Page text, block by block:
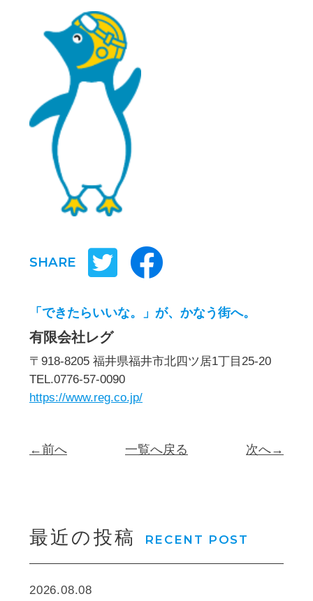
SHARE
「できたらいいな。」が、かなう街へ。
有限会社レグ
〒918-8205 福井県福井市北四ツ居1丁目25-20
TEL.0776-57-0090
https://www.reg.co.jp/
←前へ 一覧へ戻る 次へ→
最近の投稿 RECENT POST
2026.08.08